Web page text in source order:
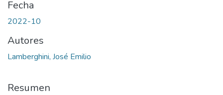
Fecha
2022-10
Autores
Lamberghini, José Emilio
Resumen